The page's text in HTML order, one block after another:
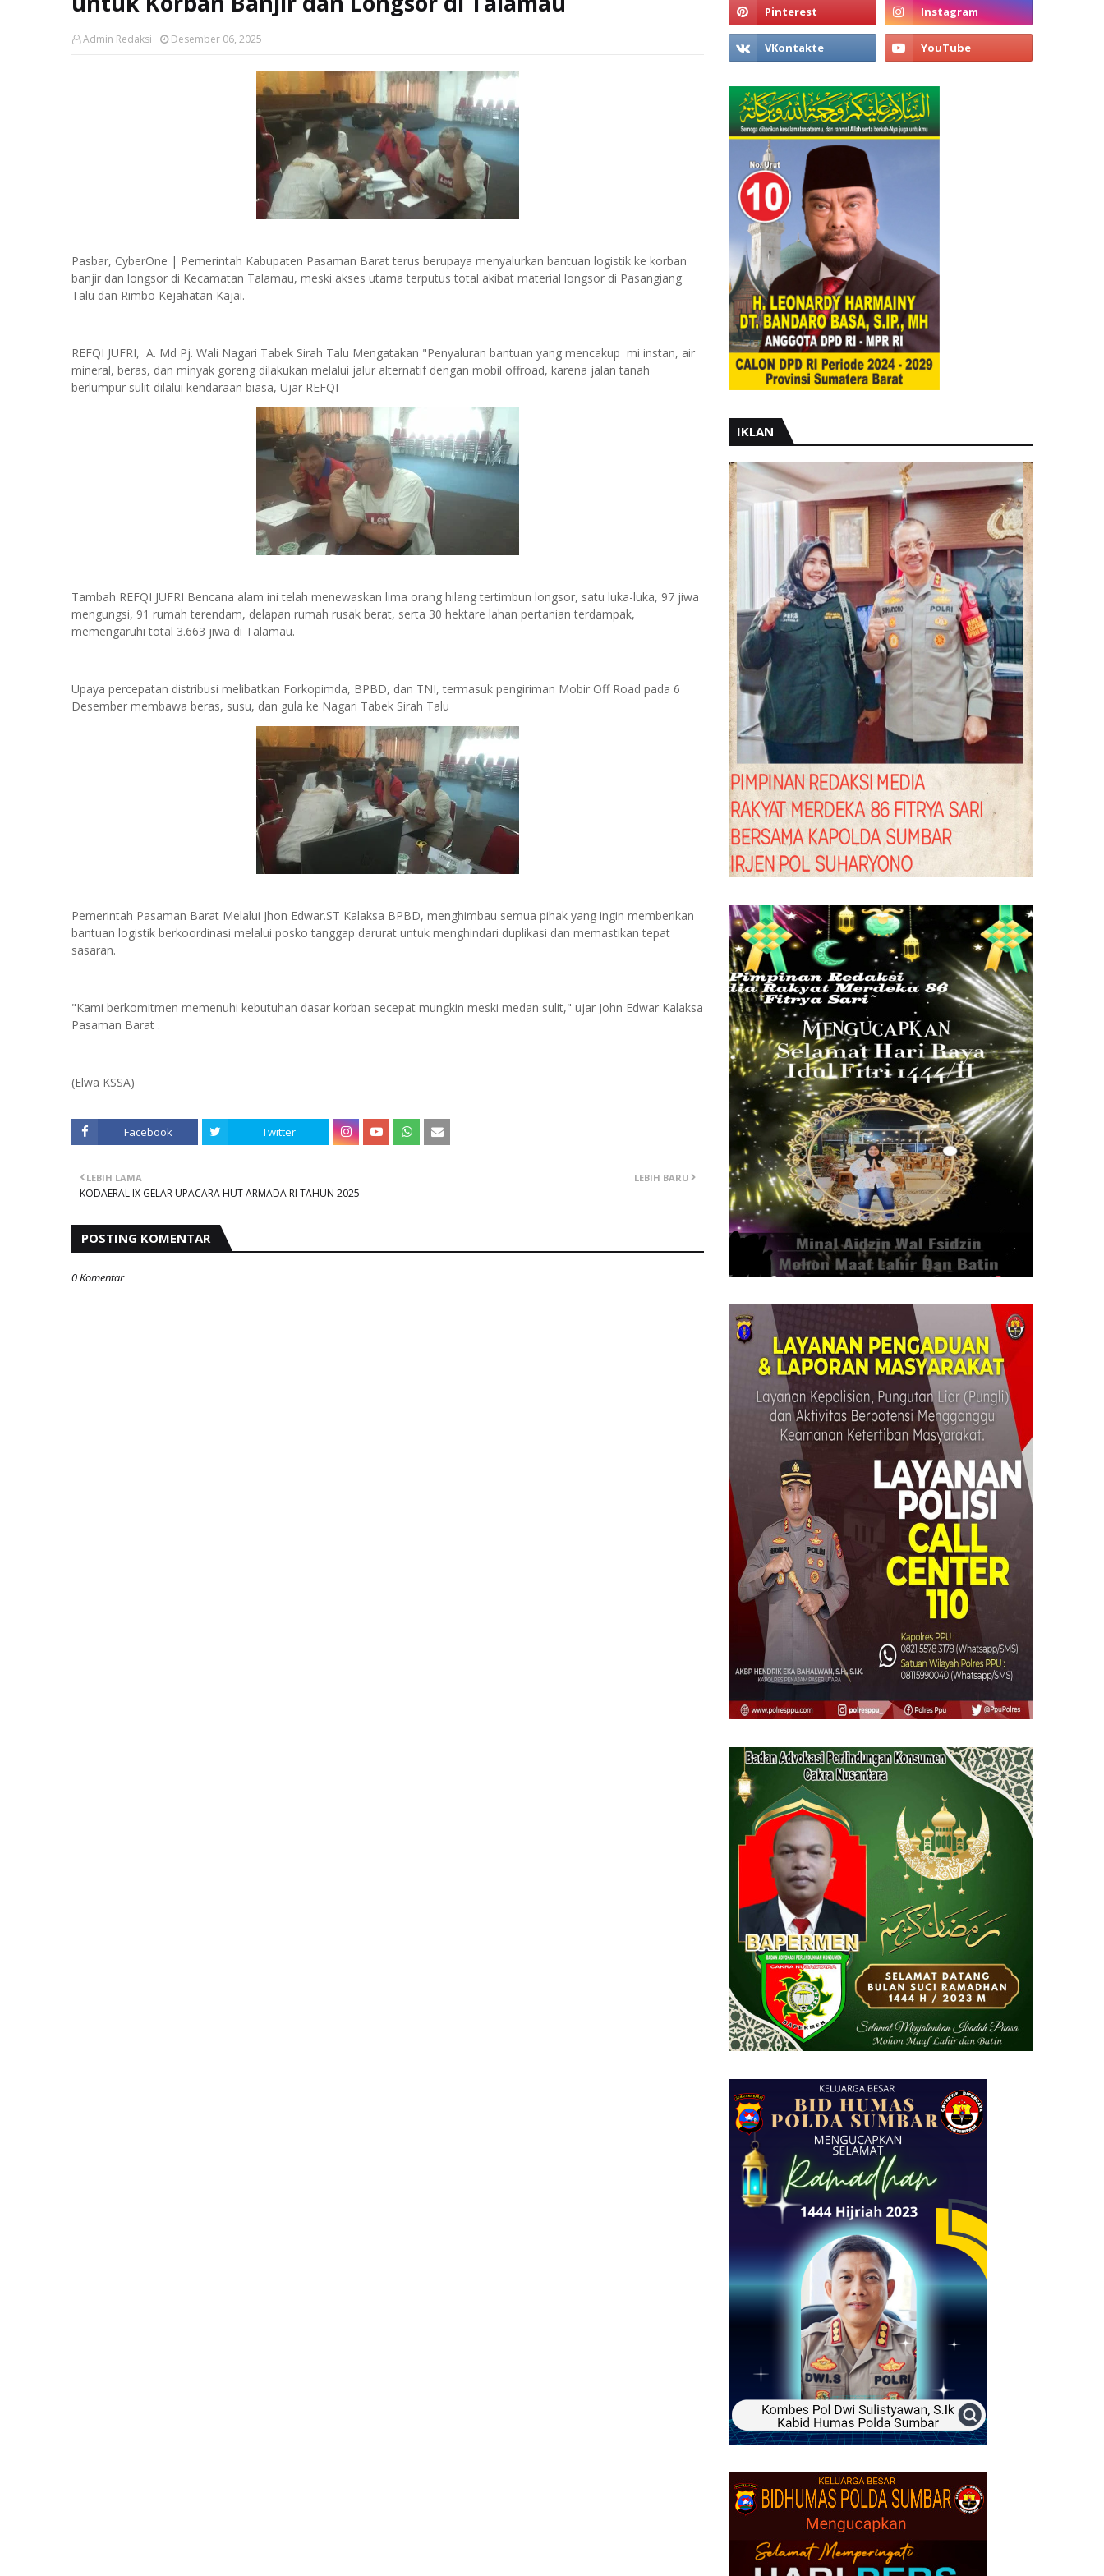
Admin Redaksi Desember 06, 2025
Pasbar, CyberOne | Pemerintah Kabupaten Pasaman Barat terus berupaya menyalurkan bantuan logistik ke korban
banjir dan longsor di Kecamatan Talamau, meski akses utama terputus total akibat material longsor di Pasangiang
Talu dan Rimbo Kejahatan Kajai.
REFQI JUFRI, A. Md Pj. Wali Nagari Tabek Sirah Talu Mengatakan "Penyaluran bantuan yang mencakup mi instan, air
mineral, beras, dan minyak goreng dilakukan melalui jalur alternatif dengan mobil offroad, karena jalan tanah
berlumpur sulit dilalui kendaraan biasa, Ujar REFQI
Tambah REFQI JUFRI Bencana alam ini telah menewaskan lima orang hilang tertimbun longsor, satu luka-luka, 97 jiwa
mengungsi, 91 rumah terendam, delapan rumah rusak berat, serta 30 hektare lahan pertanian terdampak,
memengaruhi total 3.663 jiwa di Talamau.
Upaya percepatan distribusi melibatkan Forkopimda, BPBD, dan TNI, termasuk pengiriman Mobir Off Road pada 6
Desember membawa beras, susu, dan gula ke Nagari Tabek Sirah Talu
Pemerintah Pasaman Barat Melalui Jhon Edwar.ST Kalaksa BPBD, menghimbau semua pihak yang ingin memberikan
bantuan logistik berkoordinasi melalui posko tanggap darurat untuk menghindari duplikasi dan memastikan tepat
sasaran.
"Kami berkomitmen memenuhi kebutuhan dasar korban secepat mungkin meski medan sulit," ujar John Edwar Kalaksa
Pasaman Barat .
(Elwa KSSA)
Facebook Twitter
LEBIH BARU
LEBIH LAMA
KODAERAL IX GELAR UPACARA HUT ARMADA RI TAHUN 2025
POSTING KOMENTAR
0 Komentar
IKLAN